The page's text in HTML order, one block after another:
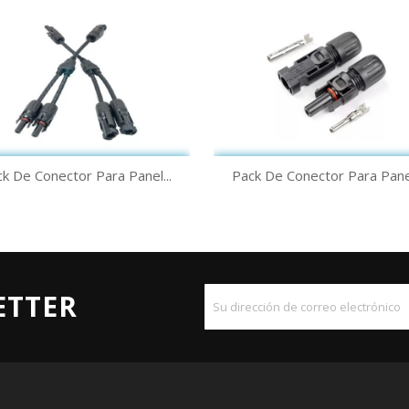
Vista rápida
De Conector Para Panel... Vista rápida
Pack De Conector Para